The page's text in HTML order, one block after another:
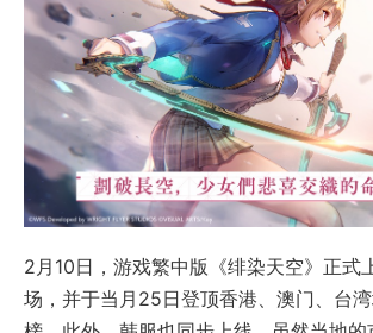
2月10日，游戏繁中版《绯染天空》正式
场，并于当月25日登顶香港、澳门、台